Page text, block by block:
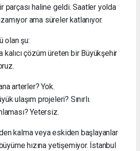
parçası haline geldi. Saatler yolda
ama süreler katlanıyor.
olan şu:
kalıcı çözüm üreten bir Büyükşehir
arterler? Yok.
ulaşım projeleri? Sınırlı.
Yetersiz.
kalma veya eskiden başlayanlar
hızına yetişemiyor. İstanbul